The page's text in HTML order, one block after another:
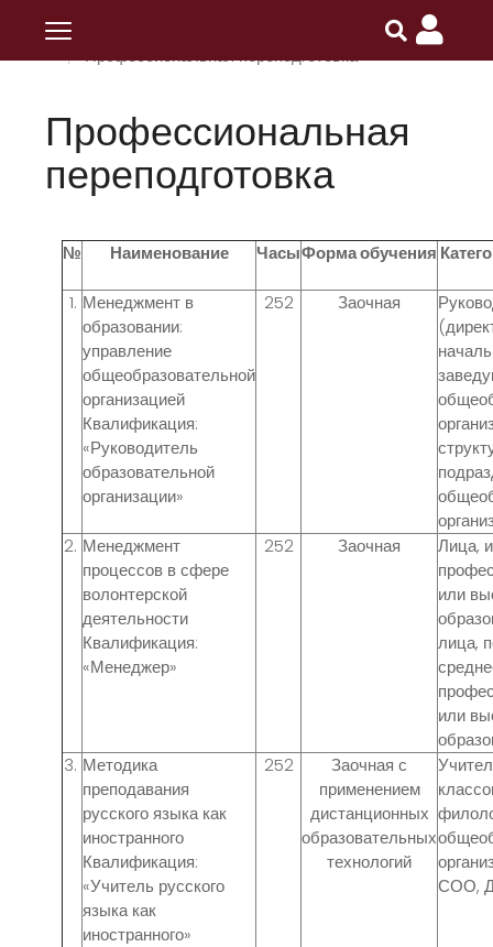
Главная
Профессиональная переподготовка
Профессиональная
переподготовка
№ Наименование ЧасыФорма обучения
1. Менеджмент в
образовании:
управление
общеобразовательной
организацией
Квалификация:
«Руководитель
образовательной
организации»
252 Заочная
2. Менеджмент
процессов в сфере
волонтерской
деятельности
Квалификация:
«Менеджер»
252 Заочная
Лица,
или
лица,
или
3. Методика
преподавания
русского языка как
иностранного
Квалификация:
«Учитель русского
языка как
иностранного»
252
Заочная с
применением
дистанционных
образовательных
технологий
СОО,